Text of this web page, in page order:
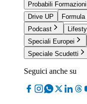
Probabili Formazioni
Drive UP
Formula
Podcast
Speciali Europei
Speciale Scudetti
Seguici anche su